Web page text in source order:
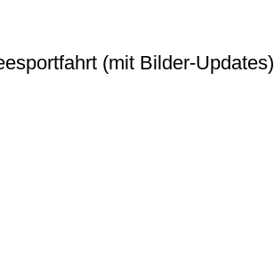
(mit Bilder-Updates)